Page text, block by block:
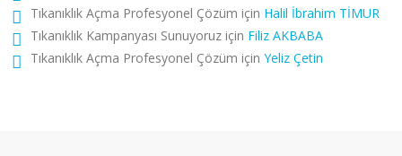
Tıkanıklık Açma Profesyonel Çözüm için Halil İbrahim TİMUR
Tıkanıklık Kampanyası Sunuyoruziçin Filiz AKBABA
Tıkanıklık Açma Profesyonel Çözüm için Yeliz Çetin